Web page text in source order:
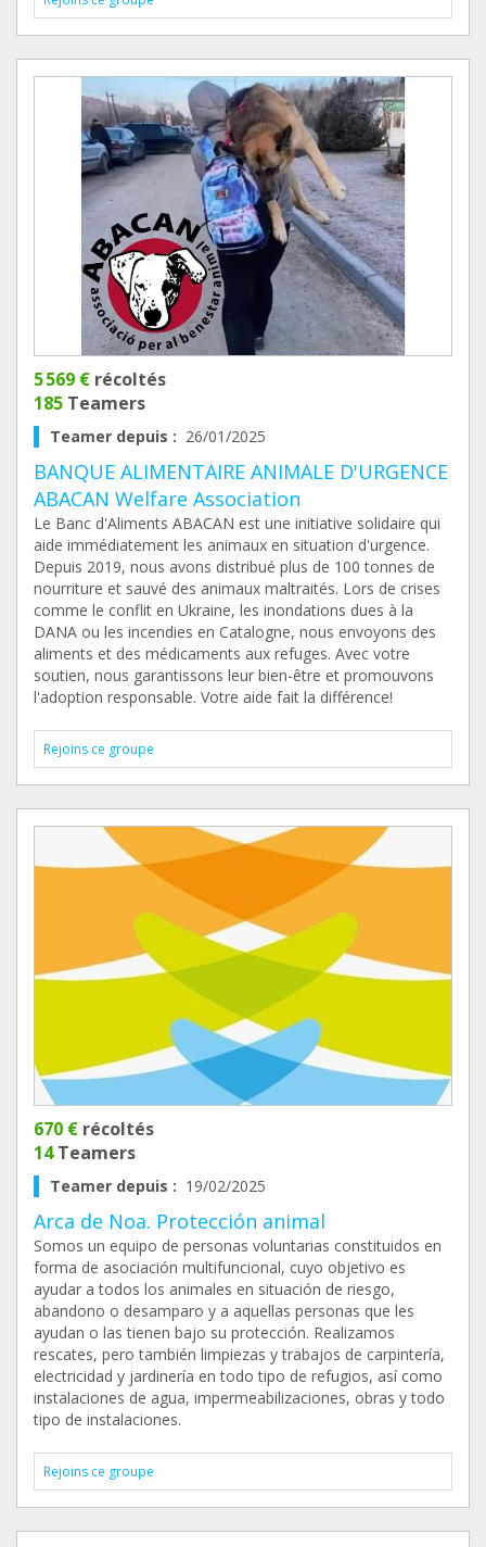
5 569 € récoltés
185 Teamers
Teamer depuis : 26/01/2025
BANQUE ALIMENTAIRE ANIMALE D'URGENCE
ABACAN Welfare Association
Le Banc d'Aliments ABACAN est une initiative solidaire qui
aide immédiatement les animaux en situation d'urgence.
Depuis 2019, nous avons distribué plus de 100 tonnes de
nourriture et sauvé des animaux maltraités. Lors de crises
comme le conflit en Ukraine, les inondations dues à la
DANA ou les incendies en Catalogne, nous envoyons des
aliments et des médicaments aux refuges. Avec votre
soutien, nous garantissons leur bien-être et promouvons
l'adoption responsable. Votre aide fait la différence!
Rejoins ce groupe
670 € récoltés
14Teamers
Teamer depuis : 19/02/2025
Arca de Noa. Protección animal
Somos un equipo de personas voluntarias constituidos en
forma de asociación multifuncional, cuyo objetivo es
ayudar a todos los animales en situación de riesgo,
abandono o desamparo y a aquellas personas que les
ayudan o las tienen bajo su protección. Realizamos
rescates, pero también limpiezas y trabajos de carpintería,
electricidad y jardinería en todo tipo de refugios, así como
instalaciones de agua, impermeabilizaciones, obras y todo
tipo de instalaciones.
Rejoins ce groupe